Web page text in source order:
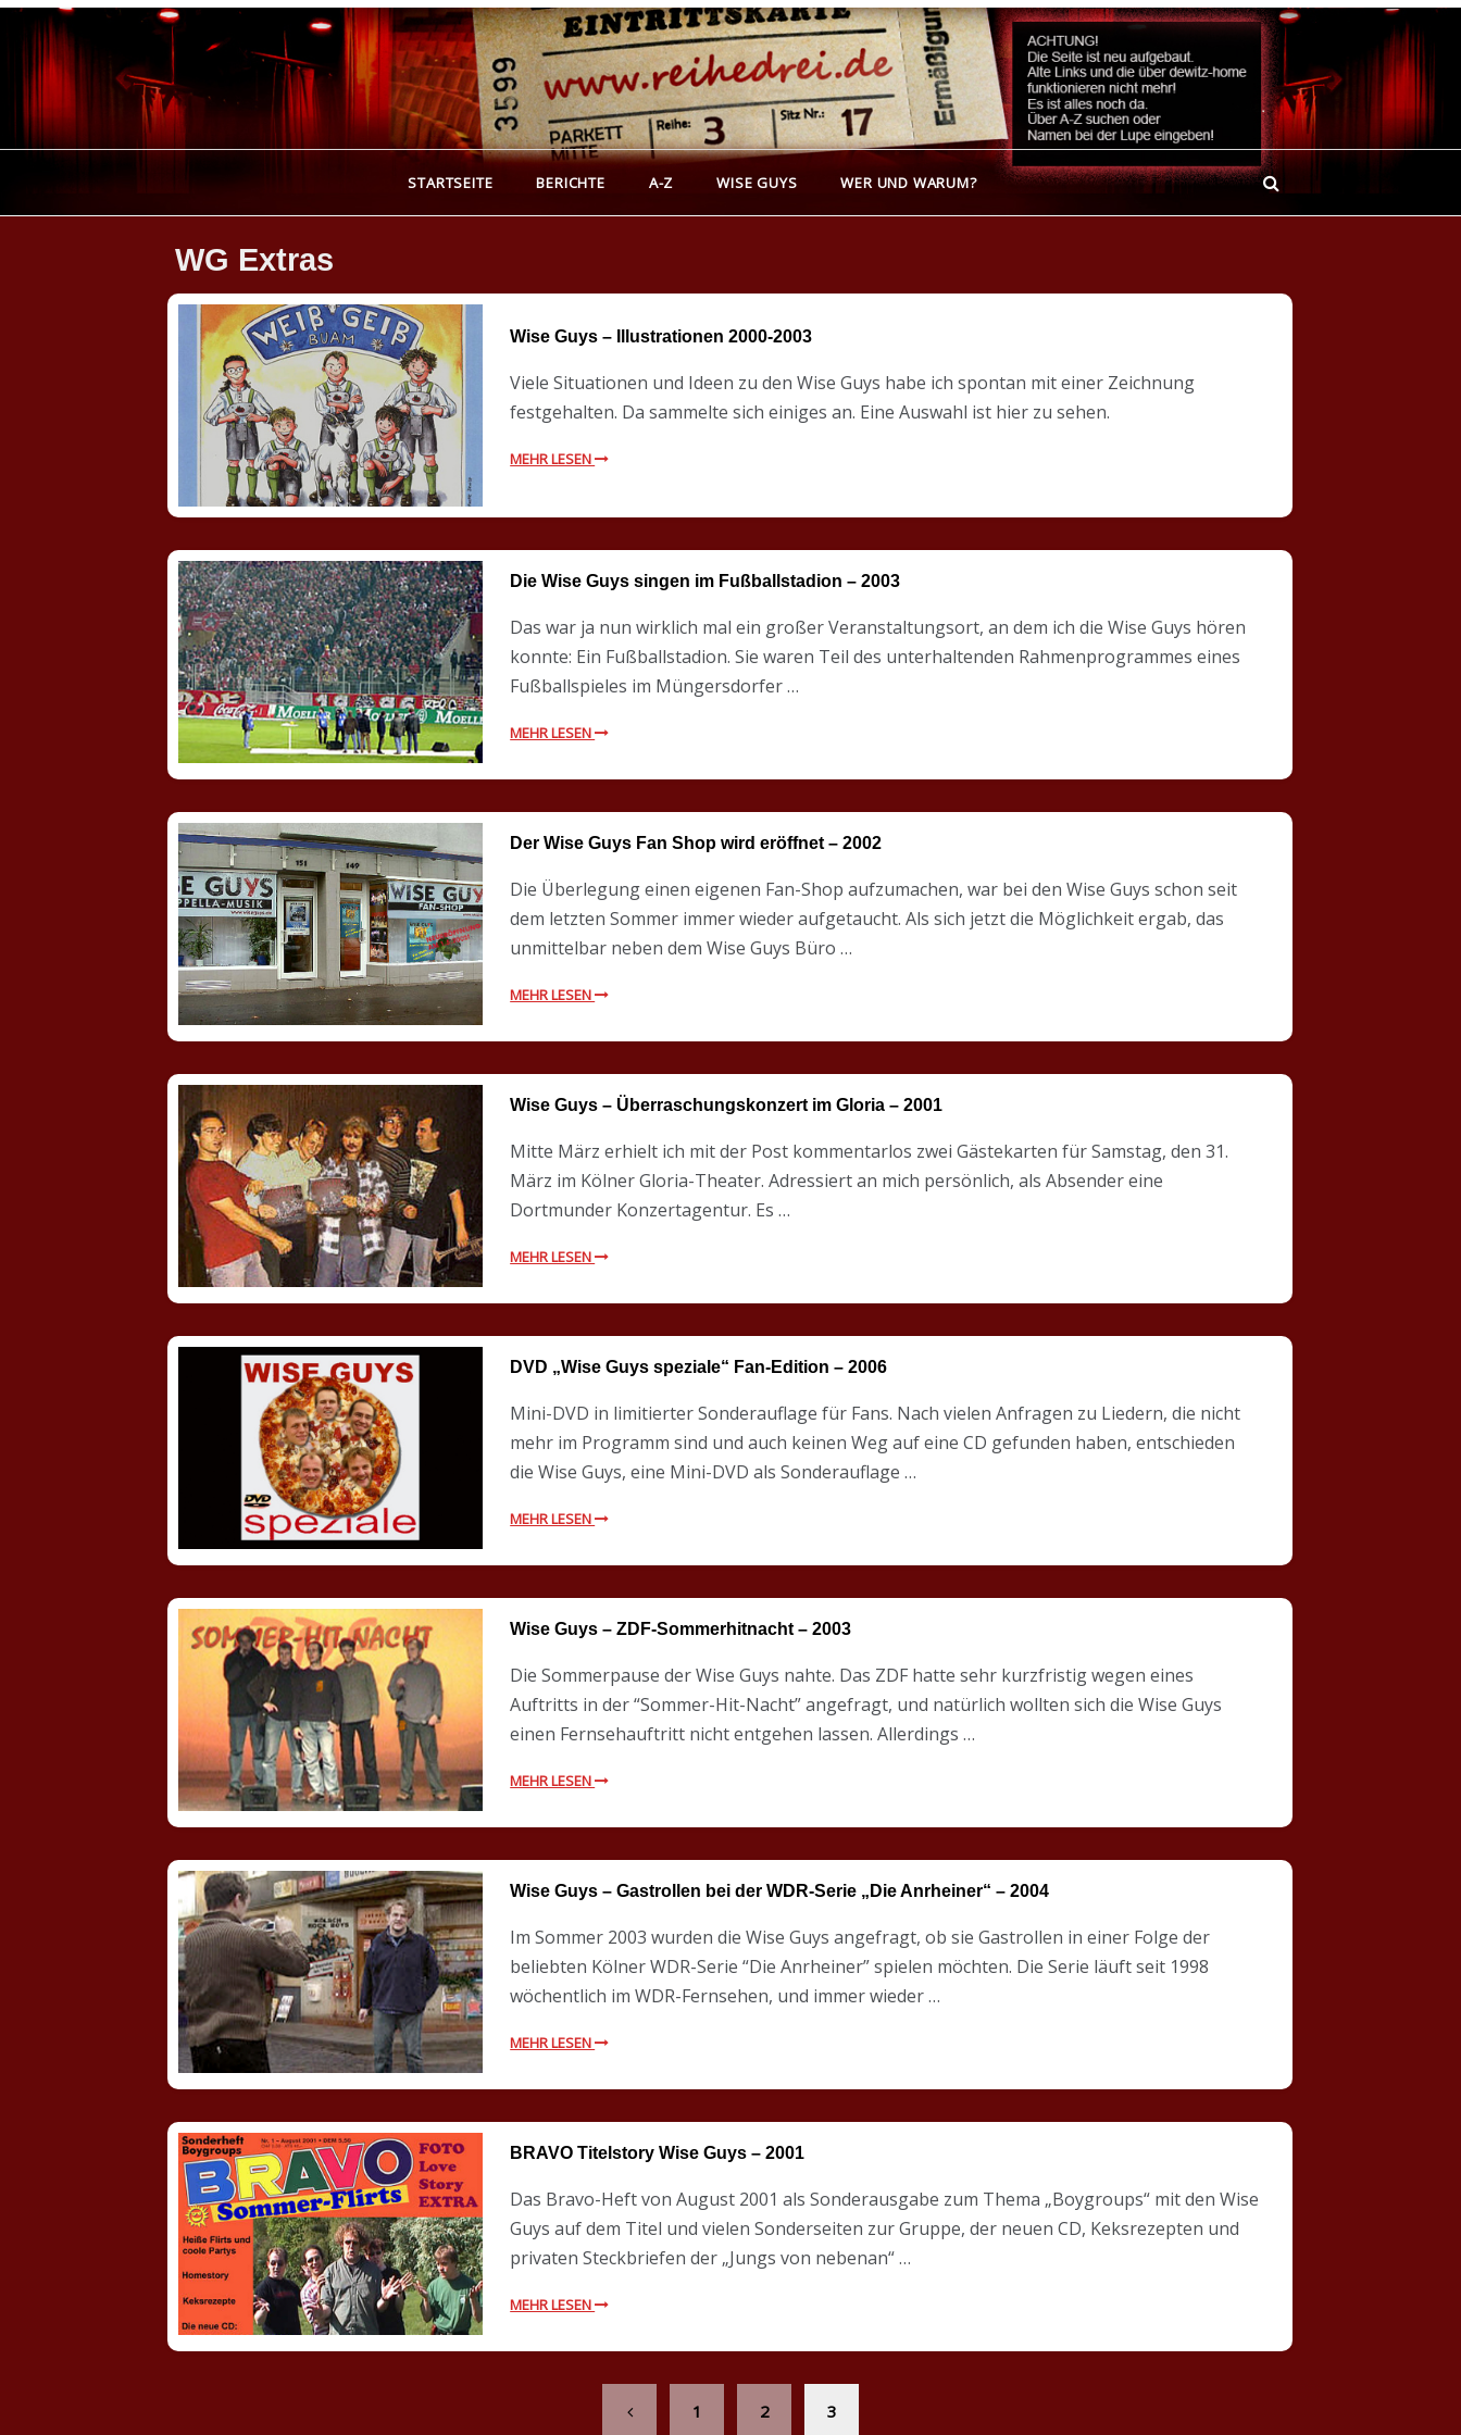
Skip
content
REIHEDREI
Berichte über Groß- und Kleinkunst
STARTSEITE BERICHTE A-Z WISE GUYS WER UND WARUM?
WG Extras
Wise Guys – Illustrationen 2000-2003
Viele Situationen und Ideen zu den Wise Guys habe ich spontan mit einer Zeichnung
festgehalten. Da sammelte sich einiges an. Eine Auswahl ist hier zu sehen.
MEHR LESEN
Die Wise Guys singen im Fußballstadion – 2003
Das war ja nun wirklich mal ein großer Veranstaltungsort, an dem ich die Wise Guys hören
konnte: Ein Fußballstadion. Sie waren Teil des unterhaltenden Rahmenprogrammes eines
Fußballspieles im Müngersdorfer …
MEHR LESEN
Der Wise Guys Fan Shop wird eröffnet – 2002
Die Überlegung einen eigenen Fan-Shop aufzumachen, war bei den Wise Guys schon seit
dem letzten Sommer immer wieder aufgetaucht. Als sich jetzt die Möglichkeit ergab, das
unmittelbar neben dem Wise Guys Büro …
MEHR LESEN
Wise Guys – Überraschungskonzert im Gloria – 2001
Mitte März erhielt ich mit der Post kommentarlos zwei Gästekarten für Samstag, den 31.
März im Kölner Gloria-Theater. Adressiert an mich persönlich, als Absender eine
Dortmunder Konzertagentur. Es …
MEHR LESEN
DVD „Wise Guys speziale“ Fan-Edition – 2006
Mini-DVD in limitierter Sonderauflage für Fans. Nach vielen Anfragen zu Liedern, die nicht
mehr im Programm sind und auch keinen Weg auf eine CD gefunden haben, entschieden
die Wise Guys, eine Mini-DVD als Sonderauflage …
MEHR LESEN
Wise Guys – ZDF-Sommerhitnacht – 2003
Die Sommerpause der Wise Guys nahte. Das ZDF hatte sehr kurzfristig wegen eines
Auftritts in der “Sommer-Hit-Nacht” angefragt, und natürlich wollten sich die Wise Guys
einen Fernsehauftritt nicht entgehen lassen. Allerdings …
MEHR LESEN
Wise Guys – Gastrollen bei der WDR-Serie „Die Anrheiner“ – 2004
Im Sommer 2003 wurden die Wise Guys angefragt, ob sie Gastrollen in einer Folge der
beliebten Kölner WDR-Serie “Die Anrheiner” spielen möchten. Die Serie läuft seit 1998
wöchentlich im WDR-Fernsehen, und immer wieder …
MEHR LESEN
BRAVO Titelstory Wise Guys – 2001
Das Bravo-Heft von August 2001 als Sonderausgabe zum Thema „Boygroups“ mit den Wise
Guys auf dem Titel und vielen Sonderseiten zur Gruppe, der neuen CD, Keksrezepten und
privaten Steckbriefen der „Jungs von nebenan“ …
MEHR LESEN
1 2 3